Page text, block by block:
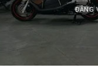
ĐĂNG